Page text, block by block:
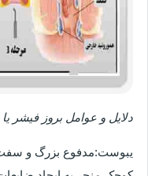
دلایل و عوامل بروز فیشر
یبوست:مدفوع بزرگ و سفت